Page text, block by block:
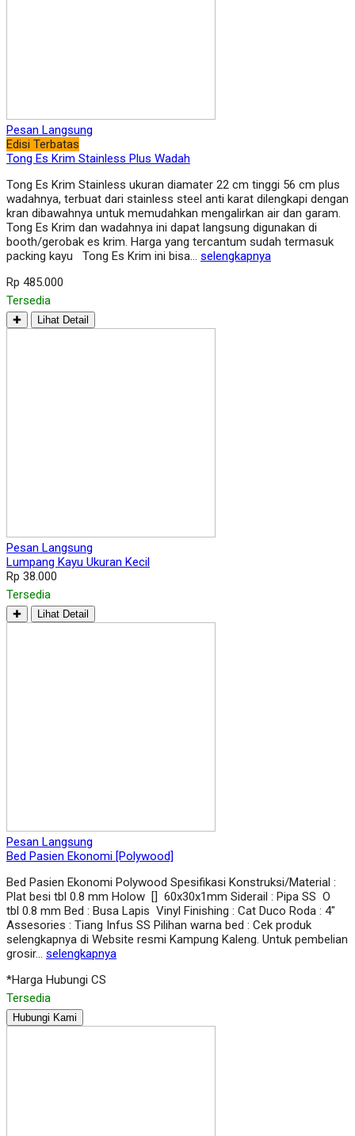
Pesan Langsung
Edisi Terbatas
Tong Es Krim Stainless Plus Wadah
Tong Es Krim Stainless ukuran diamater 22 cm tinggi 56 cm plus
wadahnya, terbuat dari stainless steel anti karat dilengkapi dengan
kran dibawahnya untuk memudahkan mengalirkan air dan garam.
Tong Es Krim dan wadahnya ini dapat langsung digunakan di
booth/gerobak es krim. Harga yang tercantum sudah termasuk
packing kayu Tong Es Krim ini bisa… selengkapnya
Rp 485.000
Tersedia
✚ Lihat Detail
Pesan Langsung
Lumpang Kayu Ukuran Kecil
Rp 38.000
Tersedia
✚ Lihat Detail
Pesan Langsung
Bed Pasien Ekonomi [Polywood]
Bed Pasien Ekonomi Polywood Spesifikasi Konstruksi/Material :
Plat besi tbl 0.8 mm Holow [] 60x30x1mm Siderail : Pipa SS O
tbl 0.8 mm Bed : Busa Lapis Vinyl Finishing : Cat Duco Roda : 4″
Assesories : Tiang Infus SS Pilihan warna bed : Cek produk
selengkapnya di Website resmi Kampung Kaleng. Untuk pembelian
grosir… selengkapnya
*Harga Hubungi CS
Tersedia
Hubungi Kami